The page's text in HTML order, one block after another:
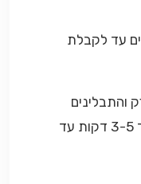
עד לקבלת
והתבלינים
ומערבבים על להבה בינונית במשך 3-5 דקות עד